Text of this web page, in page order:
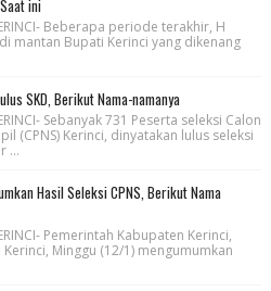
ini
Beberapa periode terakhir, H
mantan Bupati Kerinci yang dikenang
SKD, Berikut Nama-namanya
Sebanyak 731 Peserta seleksi Calon
(CPNS) Kerinci, dinyatakan lulus seleksi
...
Hasil Seleksi CPNS, Berikut Nama
Pemerintah Kabupaten Kerinci,
Kerinci, Minggu (12/1) mengumumkan